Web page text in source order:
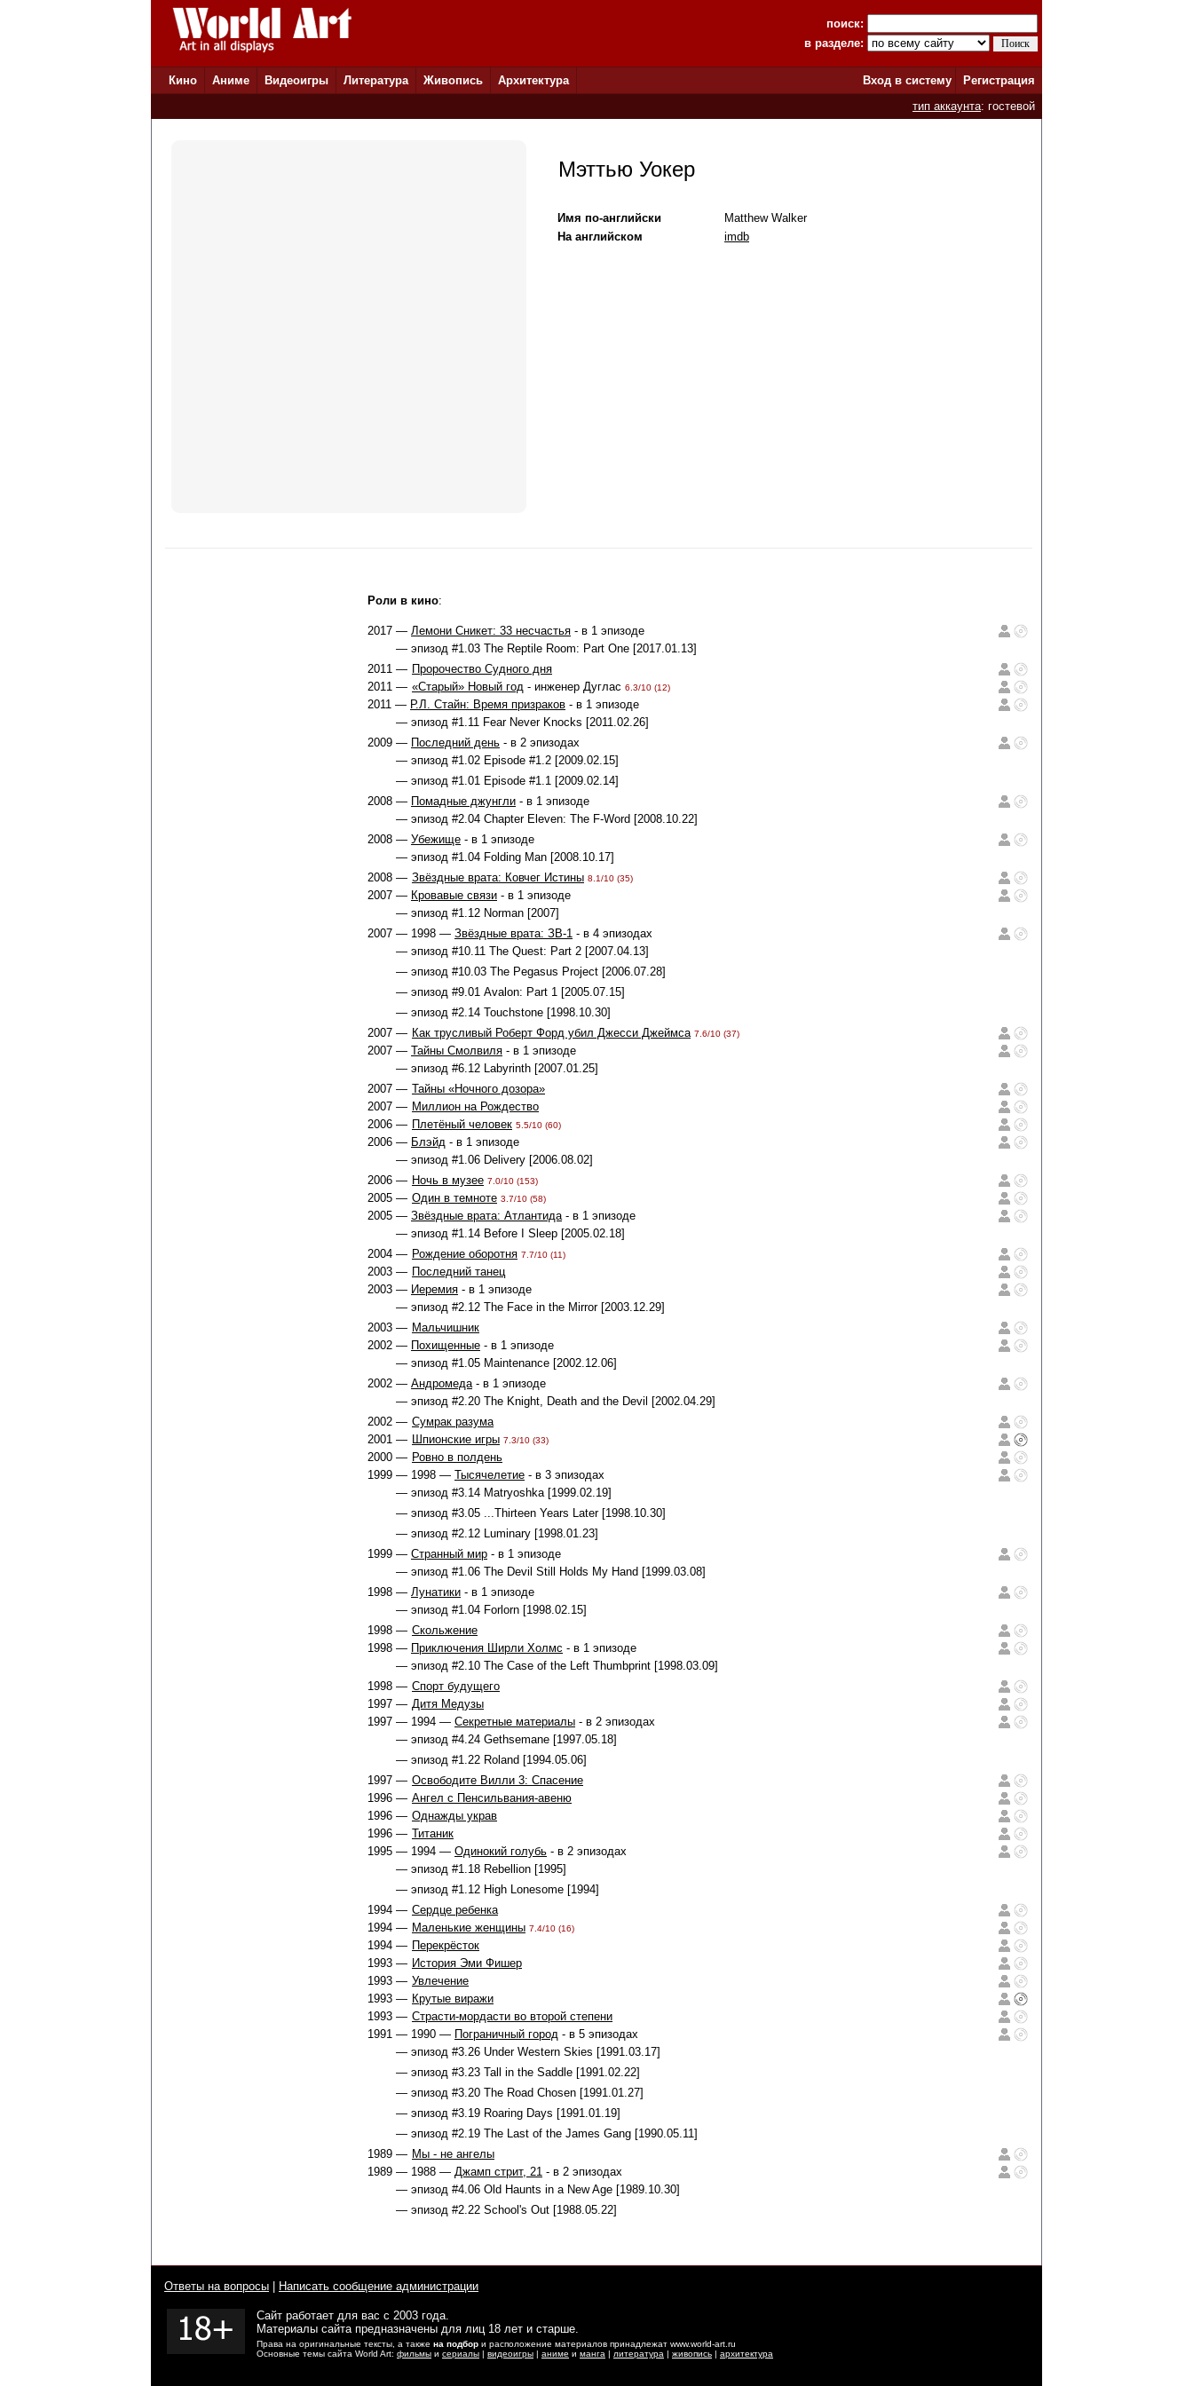
поиск:
в разделе:
Кино Аниме Видеоигры Литература Живопись Архитектура Вход в систему
Регистрация
тип аккаунта: гостевой
Мэттью Уокер
Имя по-английски
Matthew Walker
На английском
imdb
Роли в кино:
2017 — Лемони Сникет: 33 несчастья - в 1 эпизоде
— эпизод #1.03 The Reptile Room: Part One [2017.01.13]
2011 — Пророчество Судного дня
2011 — «Старый» Новый год - инженер Дуглас 6.3/10 (12)
2011 — Р.Л. Стайн: Время призраков - в 1 эпизоде
— эпизод #1.11 Fear Never Knocks [2011.02.26]
2009 — Последний день - в 2 эпизодах
— эпизод #1.02 Episode #1.2 [2009.02.15]
— эпизод #1.01 Episode #1.1 [2009.02.14]
2008 — Помадные джунгли - в 1 эпизоде
— эпизод #2.04 Chapter Eleven: The F-Word [2008.10.22]
2008 — Убежище - в 1 эпизоде
— эпизод #1.04 Folding Man [2008.10.17]
2008 — Звёздные врата: Ковчег Истины 8.1/10 (35)
2007 — Кровавые связи - в 1 эпизоде
— эпизод #1.12 Norman [2007]
2007 — 1998 — Звёздные врата: ЗВ-1 - в 4 эпизодах
— эпизод #10.11 The Quest: Part 2 [2007.04.13]
— эпизод #10.03 The Pegasus Project [2006.07.28]
— эпизод #9.01 Avalon: Part 1 [2005.07.15]
— эпизод #2.14 Touchstone [1998.10.30]
2007 — Как трусливый Роберт Форд убил Джесси Джеймса 7.6/10 (37)
2007 — Тайны Смолвиля - в 1 эпизоде
— эпизод #6.12 Labyrinth [2007.01.25]
2007 — Тайны «Ночного дозора»
2007 — Миллион на Рождество
2006 — Плетёный человек 5.5/10 (60)
2006 — Блэйд - в 1 эпизоде
— эпизод #1.06 Delivery [2006.08.02]
2006 — Ночь в музее 7.0/10 (153)
2005 — Один в темноте 3.7/10 (58)
2005 — Звёздные врата: Атлантида- в 1 эпизоде
— эпизод #1.14 Before I Sleep [2005.02.18]
2004 — Рождение оборотня 7.7/10 (11)
2003 — Последний танец
2003 — Иеремия - в 1 эпизоде
— эпизод #2.12 The Face in the Mirror [2003.12.29]
2003 — Мальчишник
2002 — Похищенные - в 1 эпизоде
— эпизод #1.05 Maintenance [2002.12.06]
2002 — Андромеда- в 1 эпизоде
— эпизод #2.20 The Knight, Death and the Devil [2002.04.29]
2002 — Сумрак разума
2001 — Шпионские игры 7.3/10 (33)
2000 — Ровно в полдень
1999 — 1998 — Тысячелетие - в 3 эпизодах
— эпизод #3.14 Matryoshka [1999.02.19]
— эпизод #3.05 ...Thirteen Years Later [1998.10.30]
— эпизод #2.12 Luminary [1998.01.23]
1999 — Странный мир - в 1 эпизоде
— эпизод #1.06 The Devil Still Holds My Hand [1999.03.08]
1998 — Лунатики - в 1 эпизоде
— эпизод #1.04 Forlorn [1998.02.15]
1998 — Скольжение
1998 — Приключения Ширли Холмс - в 1 эпизоде
— эпизод #2.10 The Case of the Left Thumbprint [1998.03.09]
1998 — Спорт будущего
1997 — Дитя Медузы
1997 — 1994 — Секретные материалы - в 2 эпизодах
— эпизод #4.24 Gethsemane [1997.05.18]
— эпизод #1.22 Roland [1994.05.06]
1997 — Освободите Вилли 3: Спасение
1996 — Ангел с Пенсильвания-авеню
1996 — Однажды украв
1996 — Титаник
1995 — 1994 — Одинокий голубь - в 2 эпизодах
— эпизод #1.18 Rebellion [1995]
— эпизод #1.12 High Lonesome [1994]
1994 — Сердце ребенка
1994 — Маленькие женщины 7.4/10 (16)
1994 — Перекрёсток
1993 — История Эми Фишер
1993 — Увлечение
1993 — Крутые виражи
1993 — Страсти-мордасти во второй степени
1991 — 1990 — Пограничный город - в 5 эпизодах
— эпизод #3.26 Under Western Skies [1991.03.17]
— эпизод #3.23 Tall in the Saddle [1991.02.22]
— эпизод #3.20 The Road Chosen [1991.01.27]
— эпизод #3.19 Roaring Days [1991.01.19]
— эпизод #2.19 The Last of the James Gang [1990.05.11]
1989 — Мы - не ангелы
1989 — 1988 — Джамп стрит, 21 - в 2 эпизодах
— эпизод #4.06 Old Haunts in a New Age [1989.10.30]
— эпизод #2.22 School's Out [1988.05.22]
Ответы на вопросы Написать сообщение администрации
Сайт работает для вас с 2003 года.
Материалы сайта предназначены для лиц 18 лет и старше.
Права на оригинальные тексты, а также на подбор и расположение материалов принадлежат www.world-art.ru
Основные темы сайта World Art: фильмы и сериалы | видеоигры | аниме и манга | литература | живопись | архитектура